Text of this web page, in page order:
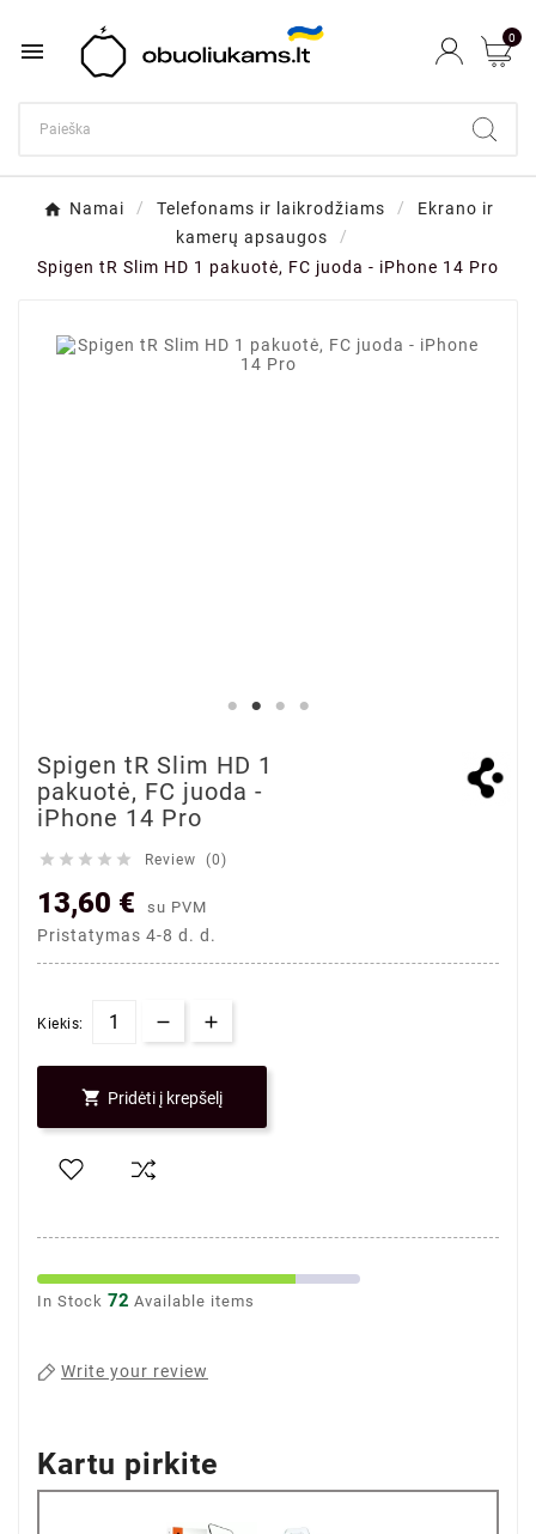
 0
Namai Telefonams ir laikrodžiams
Ekrano ir
kamerų apsaugos
Spigen tR Slim HD 1 pakuotė, FC juoda - iPhone 14 Pro
Spigen tR Slim HD 1
pakuotė, FC juoda -
iPhone 14 Pro
     Review (0)
13,60 € su PVM
Pristatymas 4-8 d. d.
Kiekis:
 Pridėti į krepšelį
In Stock 72 Available items
Write your review
Kartu pirkite